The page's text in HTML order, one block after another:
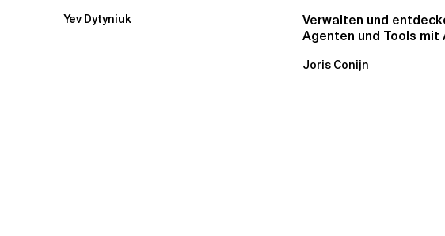
Yev Dytyniuk
Verwalten und
Agenten und Tools mit
Joris Conijn